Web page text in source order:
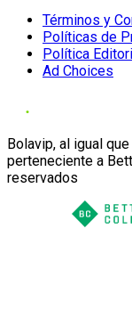
Términos y
Políticas de
Política
Ad Choices
Bolavip, al igual
perteneciente a
reservados